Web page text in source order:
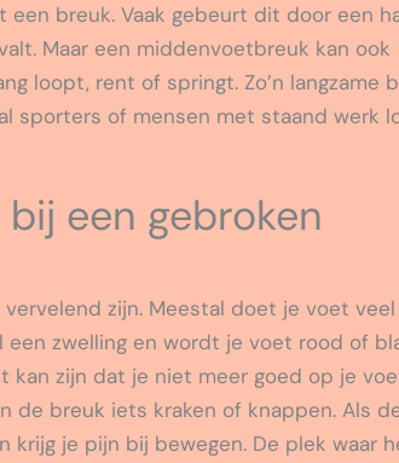
breuk. Vaak gebeurt dit door een
Maar een middenvoetbreuk kan ook
loopt, rent of springt. Zo’n langzame
sporters of mensen met staand werk
een gebroken
zijn. Meestal doet je voet
zwelling en wordt je voet rood of
kan zijn dat je niet meer goed op je
de breuk iets kraken of knappen. Als
krijg je pijn bij bewegen. De plek waar